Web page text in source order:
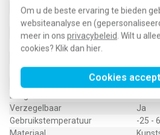
Om u de beste ervaring te bieden
websiteanalyse en
meer in ons privacybeleid. Wilt u
cookies? Klik dan hier.
Cookies
Breedte
95
Halogeenvrij
Ja
Diepte
72
Vorm
Uitgerust met
Geen
Nom. isolatiespanning Ui
750
Lengte
Verzegelbaar
Ja
Gebruikstemperatuur
-25 -